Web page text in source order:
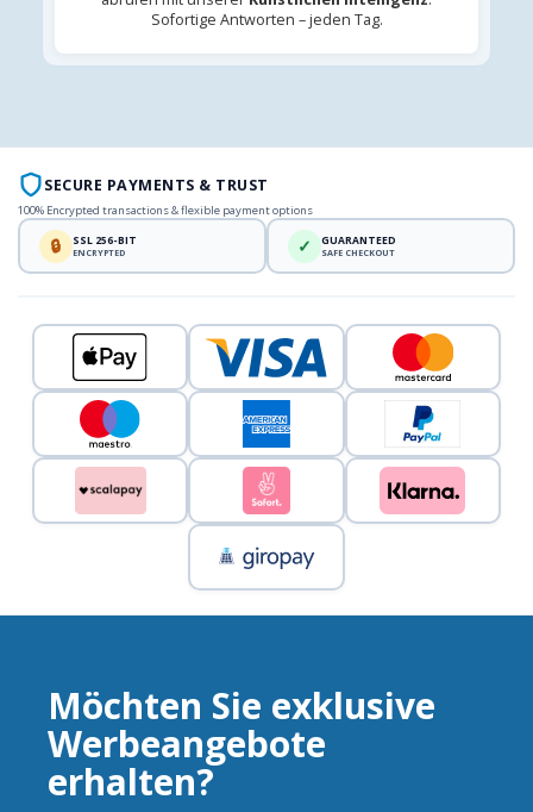
Sofortige Antworten – jeden Tag.
SECURE PAYMENTS & TRUST
100% Encrypted transactions & flexible payment options
🔒 SSL 256-BIT
ENCRYPTED ✓ GUARANTEED
SAFE CHECKOUT
Möchten Sie exklusive
Werbeangebote
erhalten?